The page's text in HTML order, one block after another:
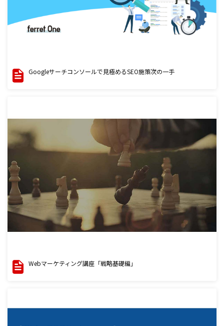
Googleサーチコンソールで見極めるSEO施策次の一手
Webマーケティング講座「戦略基礎編」